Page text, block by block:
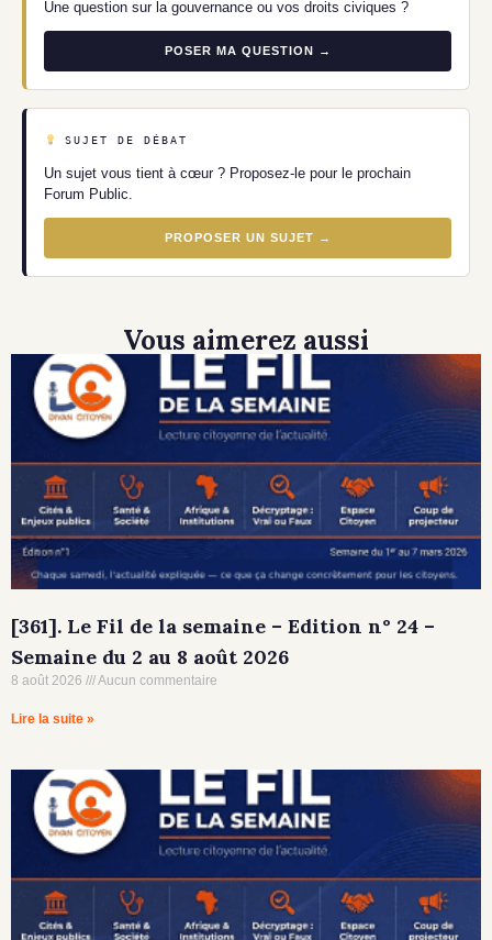
Une question sur la gouvernance ou vos droits civiques ?
POSER MA QUESTION →
SUJET DE DÉBAT
Un sujet vous tient à cœur ? Proposez-le pour le prochain
Forum Public.
PROPOSER UN SUJET →
Vous aimerez aussi
[361]. Le Fil de la semaine – Edition n° 24 –
Semaine du 2 au 8 août 2026
8 août 2026 Aucun commentaire
Lire la suite »